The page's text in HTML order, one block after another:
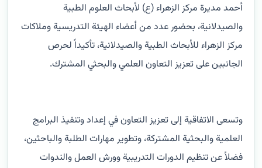
أحمد مديرة مركز الزهراء (ع) لأبحاث العلوم الطبية
والصيدلانية، بحضور عدد من أعضاء الهيئة التدريسية وملاكات
مركز الزهراء للأبحاث الطبية والصيدلانية، تأكيداً لحرص
الجانبين على تعزيز التعاون العلمي والبحثي المشترك.
وتسعى الاتفاقية إلى تعزيز التعاون في إعداد وتنفيذ البرامج
العلمية والبحثية المشتركة، وتطوير مهارات الطلبة والباحثين،
فضلاً عن تنظيم الدورات التدريبية وورش العمل والندوات